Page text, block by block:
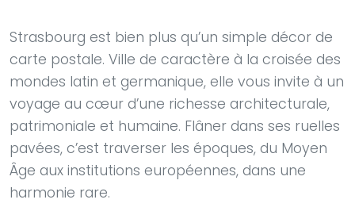
Strasbourg est bien plus qu’un simple décor de
carte postale. Ville de caractère à la croisée des
mondes latin et germanique, elle vous invite à un
voyage au cœur d’une richesse architecturale,
patrimoniale et humaine. Flâner dans ses ruelles
pavées, c’est traverser les époques, du Moyen
Âge aux institutions européennes, dans une
harmonie rare.